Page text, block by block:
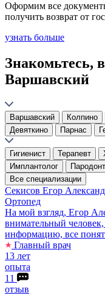
Оформим все
получить возврат от
узнать больше
Знакомьтесь,
Варшавский
Варшавский Колпино
Девяткино
Парнас
Гигиенист Терапевт
Имплантолог
Все специализации
Секисов Егор
Ортопед
На мой взгляд, Егор
внимательный
информацию, все
Главный врач
13 лет
опыта
11
отзыв